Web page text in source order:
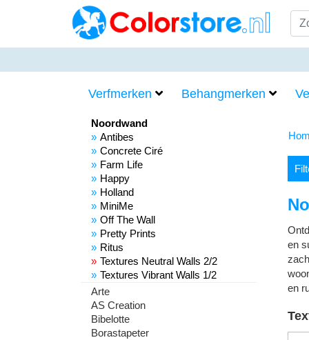
Verfmerken Behangmerken
Noordwand
Antibes
Concrete Ciré
Farm Life
Happy
Holland
MiniMe
Off The Wall
Pretty Prints
Ritus
Textures Neutral Walls 2/2
Textures Vibrant Walls 1/2
Arte
AS Creation
Bibelotte
Borastapeter
en
en